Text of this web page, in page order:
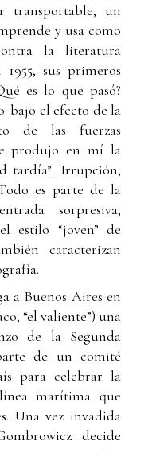
transportable, un
y usa como
la literatura
1955, sus primeros
es lo que pasó?
bajo el efecto de la
de las fuerzas
produjo en mí la
tardía”. Irrupción,
es parte de la
sorpresiva,
estilo “joven” de
caracterizan
a Buenos Aires en
“el valiente”) una
de la Segunda
de un comité
para celebrar la
marítima que
Una vez invadida
decide